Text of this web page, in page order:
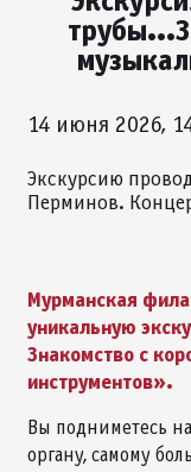
14 июня 2026,
Экскурсию
Перминов.
Мурманская
уникальную
Знакомство с
инструментов».
Вы подниметесь
органу, самому